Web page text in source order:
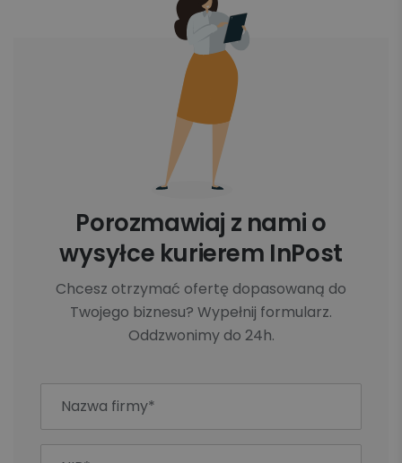
Porozmawiaj z nami o
wysyłce kurierem InPost
Chcesz otrzymać ofertę dopasowaną do
Twojego biznesu? Wypełnij formularz.
Oddzwonimy do 24h.